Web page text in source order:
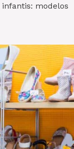
infantis: modelos